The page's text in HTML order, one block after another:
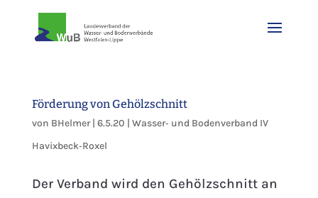
Förderung von Gehölzschnitt
von BHelmer| 6.5.20 | Wasser‐ und Bodenverband IV
Havixbeck‐Roxel
Der Verband wird den Gehölzschnitt an